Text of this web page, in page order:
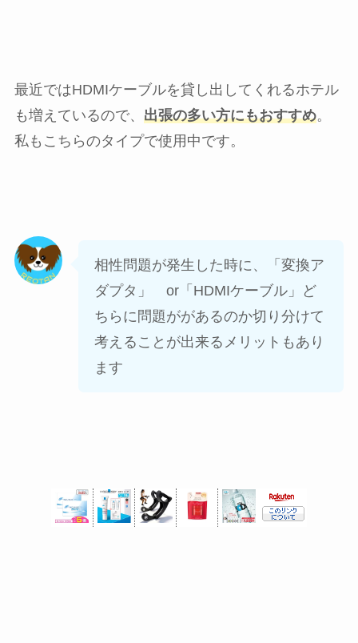
最近ではHDMIケーブルを貸し出してくれるホテル
も増えているので、 出張の多い方にもおすすめ。
私もこちらのタイプで使用中です。
相性問題が発生した時に、「変換ア
ダプタ」 or「HDMIケーブル」ど
ちらに問題ががあるのか切り分けて
考えることが出来るメリットもあり
ます